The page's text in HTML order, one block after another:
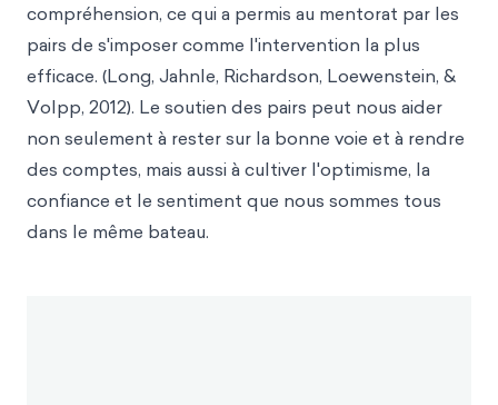
compréhension, ce qui a permis au mentorat par les
pairs de s'imposer comme l'intervention la plus
efficace. (Long, Jahnle, Richardson, Loewenstein, &
Volpp, 2012). Le soutien des pairs peut nous aider
non seulement à rester sur la bonne voie et à rendre
des comptes, mais aussi à cultiver l'optimisme, la
confiance et le sentiment que nous sommes tous
dans le même bateau.